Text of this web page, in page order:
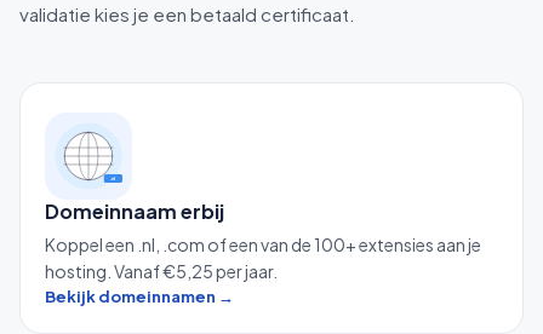
validatie kies je een betaald certificaat.
.nl
Domeinnaam erbij
Koppel een .nl, .com of een van de 100+ extensies aan je
hosting. Vanaf €5,25 per jaar.
Bekijk domeinnamen →